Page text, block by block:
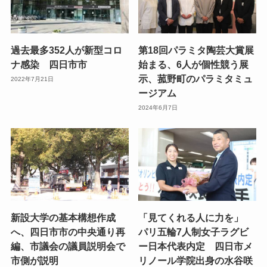
過去最多352人が新型コロ
ナ感染 四日市市
2022年7月21日
第18回パラミタ陶芸大賞展
始まる、6人が個性競う展
示、菰野町のパラミタミュ
ージアム
2024年6月7日
新設大学の基本構想作成
へ、四日市市の中央通り再
編、市議会の議員説明会で
市側が説明
「見てくれる人に力を」
パリ五輪7人制女子ラグビ
ー日本代表内定 四日市メ
リノール学院出身の水谷咲